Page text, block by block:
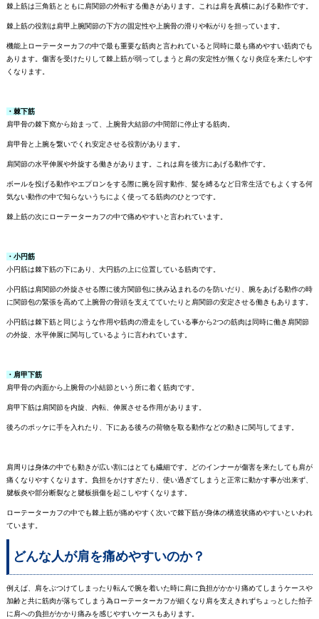
棘上筋は三角筋とともに肩関節の外転する働きがあります。これは肩を真横にあげる動作です。
棘上筋の役割は肩甲上腕関節の下方の固定性や上腕骨の滑りや転がりを担っています。
機能上ローテーターカフの中で最も重要な筋肉と言われていると同時に最も痛めやすい筋肉でも
あります。傷害を受けたりして棘上筋が弱ってしまうと肩の安定性が無くなり炎症を来たしやす
くなります。
・棘下筋
肩甲骨の棘下窩から始まって、上腕骨大結節の中間部に停止する筋肉。
肩甲骨と上腕を繋いでくれ安定させる役割があります。
肩関節の水平伸展や外旋する働きがあります。これは肩を後方にあげる動作です。
ボールを投げる動作やエプロンをする際に腕を回す動作、髪を縛るなど日常生活でもよくする何
気ない動作の中で知らないうちによく使ってる筋肉のひとつです。
棘上筋の次にローテーターカフの中で痛めやすいと言われています。
・小円筋
小円筋は棘下筋の下にあり、大円筋の上に位置している筋肉です。
小円筋は肩関節の外旋させる際に後方関節包に挟み込まれるのを防いだり、腕をあげる動作の時
に関節包の緊張を高めて上腕骨の骨頭を支えてていたりと肩関節の安定させる働きもあります。
小円筋は棘下筋と同じような作用や筋肉の滑走をしている事から2つの筋肉は同時に働き肩関節
の外旋、水平伸展に関与しているように言われています。
・肩甲下筋
肩甲骨の内面から上腕骨の小結節という所に着く筋肉です。
肩甲下筋は肩関節を内旋、内転、伸展させる作用があります。
後ろのポッケに手を入れたり、下にある後ろの荷物を取る動作などの動きに関与してます。
肩周りは身体の中でも動きが広い割にはとても繊細です。どのインナーが傷害を来たしても肩が
痛くなりやすくなります。負担をかけすぎたり、使い過ぎてしまうと正常に動かす事が出来ず、
腱板炎や部分断裂なと腱板損傷を起こしやすくなります。
ローテーターカフの中でも棘上筋が痛めやすく次いで棘下筋が身体の構造状痛めやすいといわれ
ています。
どんな人が肩を痛めやすいのか？
例えば、肩をぶつけてしまったり転んで腕を着いた時に肩に負担がかかり痛めてしまうケースや
加齢と共に筋肉が落ちてしまう為ローテーターカフが細くなり肩を支えきれずちょっとした拍子
に肩への負担がかかり痛みを感じやすいケースもあります。